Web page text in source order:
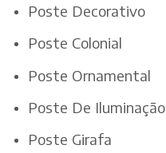
Poste Decorativo
Poste Colonial
Poste Ornamental
Poste De Iluminação
Poste Girafa